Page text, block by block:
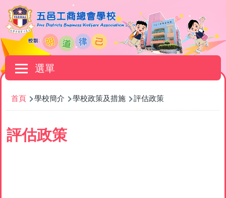
移至主內容
選單
Main
navigation
導
航
連
結
首頁 學校簡介 學校政策及措施 評估政策
評估政策